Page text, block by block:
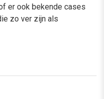
er ook bekende cases
zo ver zijn als